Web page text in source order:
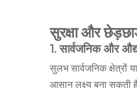
सुरक्षा और
1. सार्वजनिक और
सुलभ सार्वजनिक क्षेत्रों
आसान लक्ष्य बना सकती